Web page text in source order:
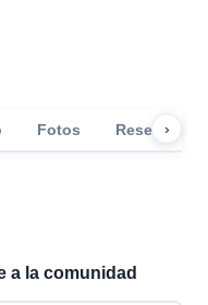
Fotos Reseñas
›
a la comunidad